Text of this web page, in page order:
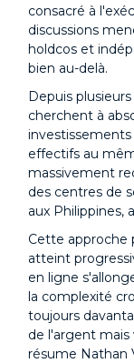
consacré à
discussions
holdcos et
bien au-delà.
Depuis
cherchent à
effectifs au
massivement
des centres de
aux Philippines,
Cette approche
atteint
en ligne
la complexité
toujours
de l'argent mais
résume Nathan